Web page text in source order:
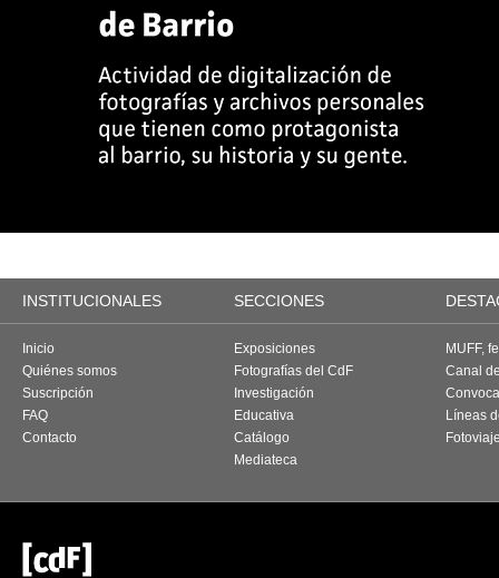
INSTITUCIONALES SECCIONES
Inicio
Quiénes somos
Suscripción
FAQ
Contacto
Exposiciones
Fotografías del CdF
Investigación
Educativa
Catálogo
Mediateca
MUFF,
Canal
Líneas